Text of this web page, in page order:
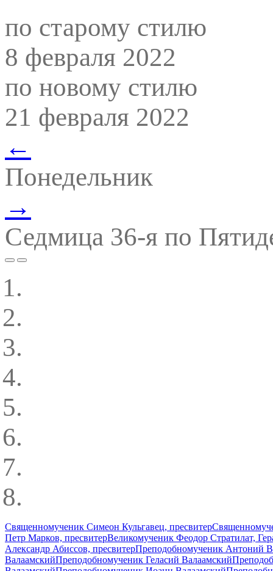
по старому стилю
8 февраля 2022
по новому стилю
21 февраля 2022
←
Понедельник
→
Седмица 36-я по
Священномученик Симеон Кульгавец, пресвитер
Петр Марков, пресвитерВеликомученик Феодор Стратилат,
Александр Абиссов, пресвитерПреподобномученик Антоний
ВалаамскийПреподобномученик Геласий Валаамский